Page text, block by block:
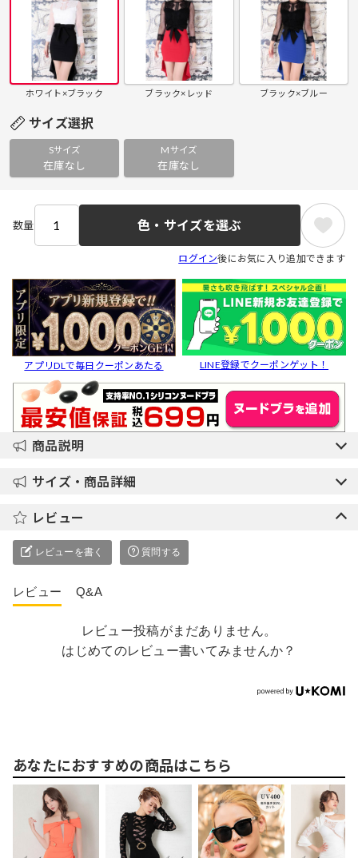
ホワイト×ブラック ブラック×レッド ブラック×ブルー
サイズ選択
Sサイズ
在庫なし
Mサイズ
在庫なし
数量 色・サイズを選ぶ
ログイン後にお気に入り追加できます
アプリDLで毎日クーポンあたる LINE登録でクーポンゲット！
商品説明
サイズ・商品詳細
レビュー
レビューを書く 質問する
レビュー Q&A
レビュー投稿がまだありません。
はじめてのレビュー書いてみませんか？
あなたにおすすめの商品はこちら